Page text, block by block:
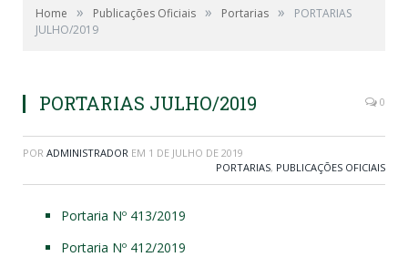
Home » Publicações Oficiais » Portarias »
PORTARIAS
JULHO/2019
PORTARIAS JULHO/2019 0
POR ADMINISTRADOR EM 1 DE JULHO DE 2019
PORTARIAS, PUBLICAÇÕES OFICIAIS
Portaria Nº 413/2019
Portaria Nº 412/2019